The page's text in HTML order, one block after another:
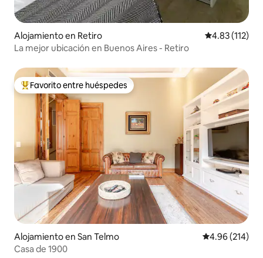
Alojamiento en Retiro Calificación
4.83 (112)
La mejor ubicación en Buenos Aires - Retiro
Favorito entre huéspedes preferido
Favorito entre huéspedes
Alojamiento en San Telmo Calificación
4.96 (214)
Casa de 1900